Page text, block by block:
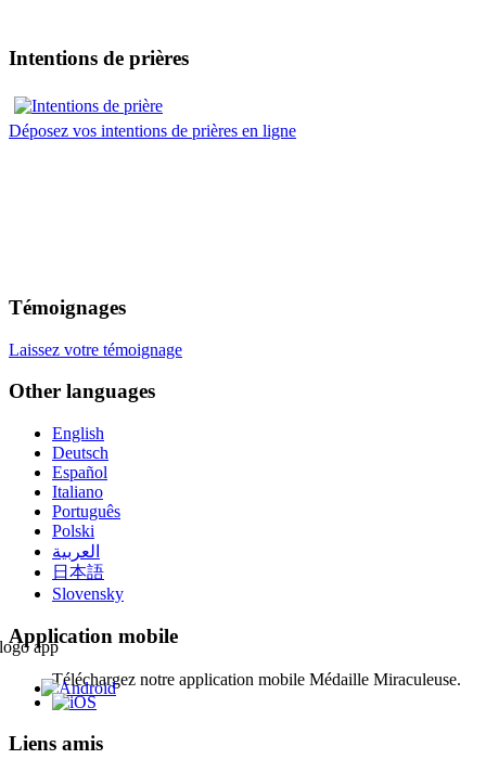
Intentions de prières
Déposez vos intentions de prières en ligne
Témoignages
Laissez votre témoignage
Other languages
English
Deutsch
Español
Italiano
Português
Polski
العربية
日本語
Slovensky
Application mobile
Téléchargez notre application mobile Médaille Miraculeuse.
Liens amis